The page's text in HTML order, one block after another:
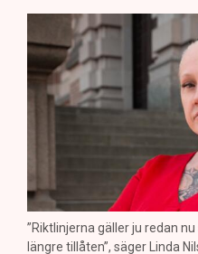
”Riktlinjerna gäller ju redan
längre tillåten”, säger Linda